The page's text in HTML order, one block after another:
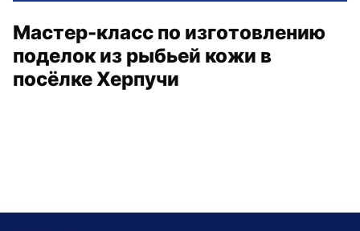
Мастер-класс по изготовлению
поделок из рыбьей кожи в
посёлке Херпучи